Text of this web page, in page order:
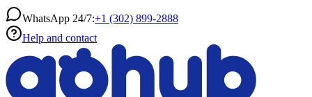
WhatsApp 24/7:+1 (302) 899-2888
Help and contact